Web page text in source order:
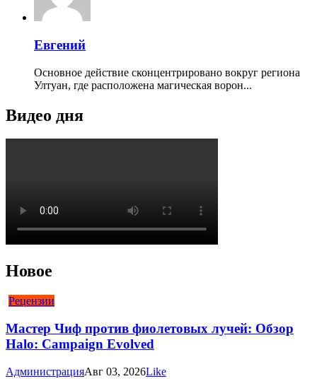
Евгений
Основное действие сконцентрировано вокруг региона
Ултуан, где расположена магическая ворон...
Видео дня
Новое
Рецензии
Мастер Чиф против фиолетовых лучей: Обзор
Halo: Campaign Evolved
АдминистрацияАвг 03, 2026Like